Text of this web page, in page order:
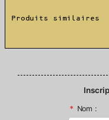
Produits similaires
* Nom :